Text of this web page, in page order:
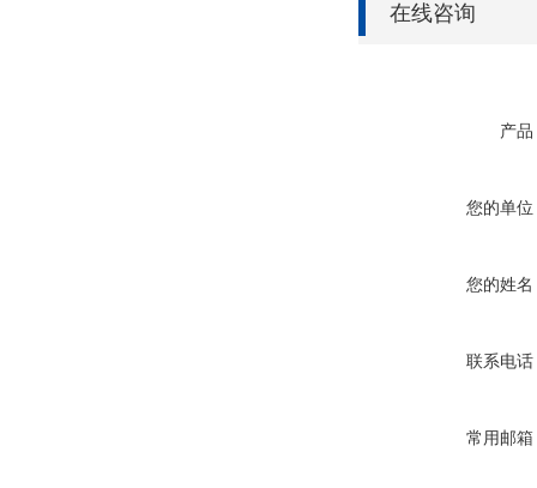
在线咨询
产品
您的单位
您的姓名
联系电话
常用邮箱